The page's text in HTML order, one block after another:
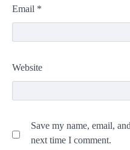
Email *
Website
Save my name, email,
next time I comment.